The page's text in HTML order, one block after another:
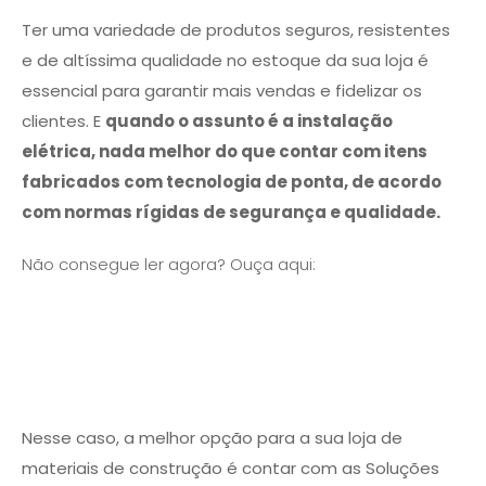
Ter uma variedade de produtos seguros, resistentes
e de altíssima qualidade no estoque da sua loja é
essencial para garantir mais vendas e fidelizar os
clientes. E quando o assunto é a instalação
elétrica, nada melhor do que contar com itens
fabricados com tecnologia de ponta, de acordo
com normas rígidas de segurança e qualidade.
Não consegue ler agora? Ouça aqui:
Nesse caso, a melhor opção para a sua loja de
materiais de construção é contar com as Soluções